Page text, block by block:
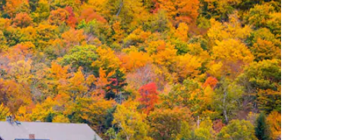
нагоре и надолу или навигирайте с докосване или плъзгане.